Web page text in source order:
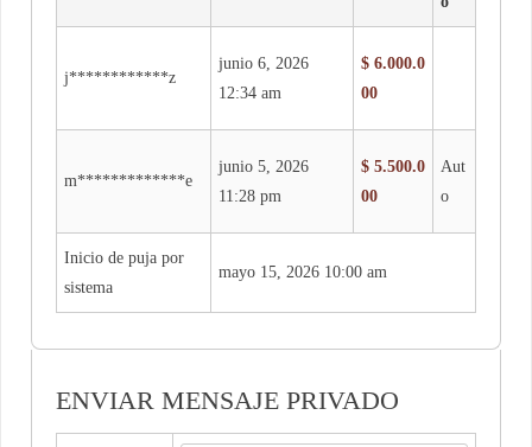
j************z
junio 6, 2026
12:34 am
$ 6.000.0
00
m*************e
junio 5, 2026
11:28 pm
$ 5.500.0
00
Aut
o
Inicio de puja por
sistema
mayo 15, 2026 10:00 am
ENVIAR MENSAJE PRIVADO